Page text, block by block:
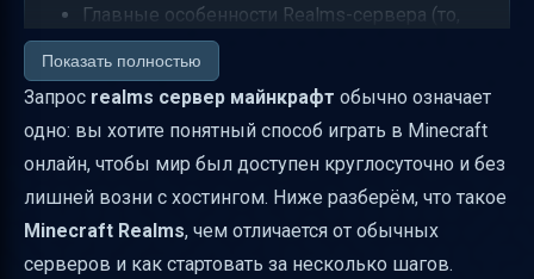
Главные особенности Realms-сервера (то,
что ищут в запросе “realms сервер
майнкрафт”)
Realms и Realms Plus для Bedrock: в чём
разница
Как начать играть: быстрый путь без
“техподготовки”
Как пригласить друзей на Realms
Показать полностью
Запрос realms сервер майнкрафт обычно означает
одно: вы хотите понятный способ играть в Minecraft
онлайн, чтобы мир был доступен круглосуточно и без
лишней возни с хостингом. Ниже разберём, что такое
Minecraft Realms, чем отличается от обычных
серверов и как стартовать за несколько шагов.